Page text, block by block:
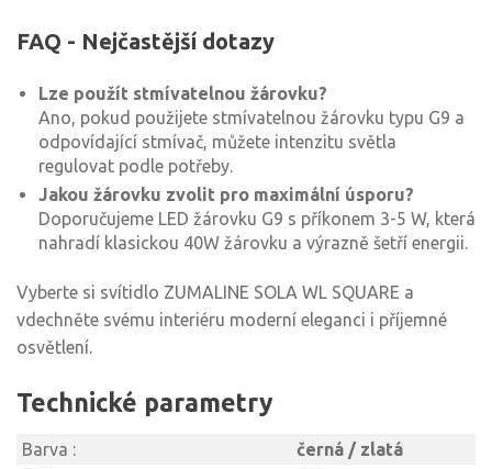
FAQ - Nejčastější dotazy
Lze použít stmívatelnou žárovku?
Ano, pokud použijete stmívatelnou žárovku typu G9 a
odpovídající stmívač, můžete intenzitu světla
regulovat podle potřeby.
Jakou žárovku zvolit pro maximální úsporu?
Doporučujeme LED žárovku G9 s příkonem 3-5 W, která
nahradí klasickou 40W žárovku a výrazně šetří energii.
Vyberte si svítidlo ZUMALINE SOLA WL SQUARE a
vdechněte svému interiéru moderní eleganci i příjemné
osvětlení.
Technické parametry
Barva :
černá / zlatá